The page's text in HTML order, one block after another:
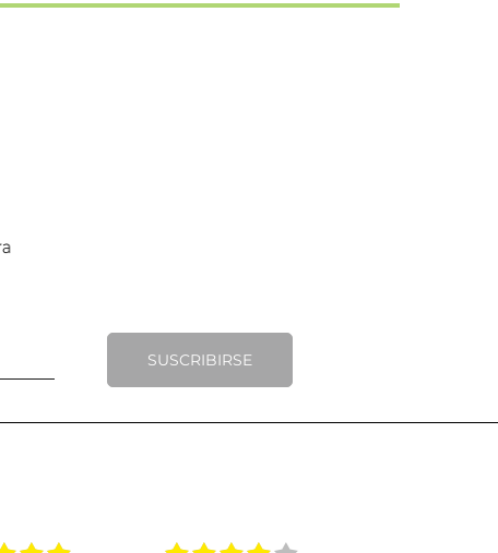
SUSCRIBIRSE